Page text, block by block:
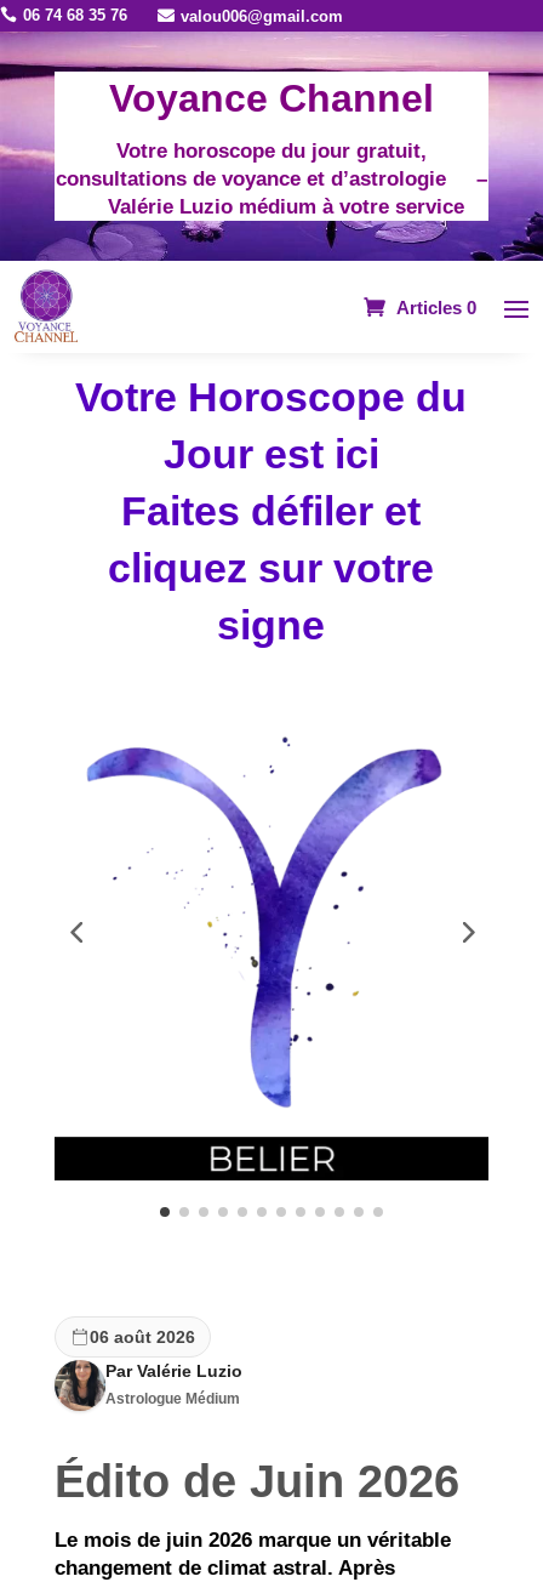
 06 74 68 35 76  valou006@gmail.com
Voyance Channel
Votre horoscope du jour gratuit,
consultations de voyance et d’astrologie –
Valérie Luzio médium à votre service
Articles 0
Votre Horoscope du
Jour est ici
Faites défiler et
cliquez sur votre
signe
06 août 2026
Par Valérie Luzio
Astrologue Médium
Édito de Juin 2026
Le mois de juin 2026 marque un véritable
changement de climat astral. Après